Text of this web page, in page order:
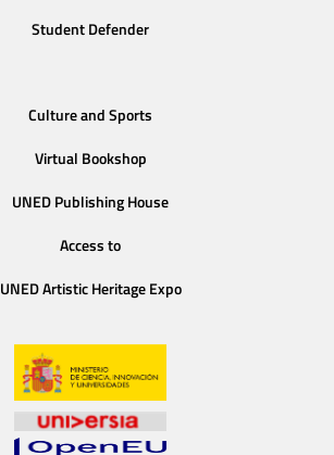
Student Defender
Culture and Sports
Virtual Bookshop
UNED Publishing House
Access to
UNED Artistic Heritage Expo